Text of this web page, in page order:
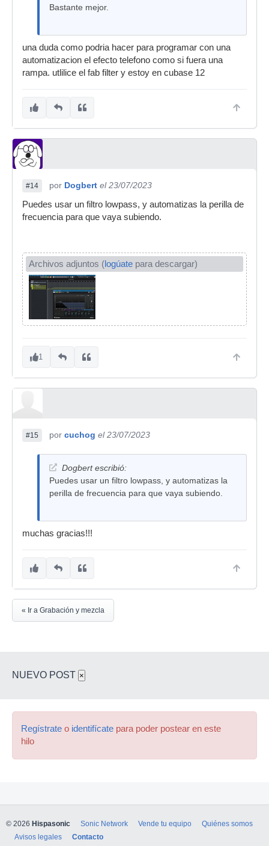
Bastante mejor.
una duda como podria hacer para programar con una
automatizacion el efecto telefono como si fuera una
rampa. utlilice el fab filter y estoy en cubase 12
#14 por Dogbert el 23/07/2023
Puedes usar un filtro lowpass, y automatizas la perilla de
frecuencia para que vaya subiendo.
Archivos adjuntos (logúate para descargar)
1
#15 por cuchog el 23/07/2023
Dogbert escribió:
Puedes usar un filtro lowpass, y automatizas la
perilla de frecuencia para que vaya subiendo.
muchas gracias!!!
« Ir a Grabación y mezcla
NUEVO POST ×
Regístrate o identifícate para poder postear en este
hilo
© 2026 Hispasonic Sonic Network Vende tu equipo
Quiénes somos
Avisos legales
Contacto